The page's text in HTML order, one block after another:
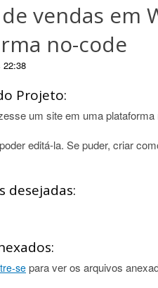
vendas em
no-code
22:38
Projeto:
um site em uma plataforma
editá-la. Se puder, criar
desejadas:
separa ver os arquivos